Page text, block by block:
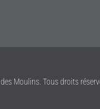
Moulins. Tous droits